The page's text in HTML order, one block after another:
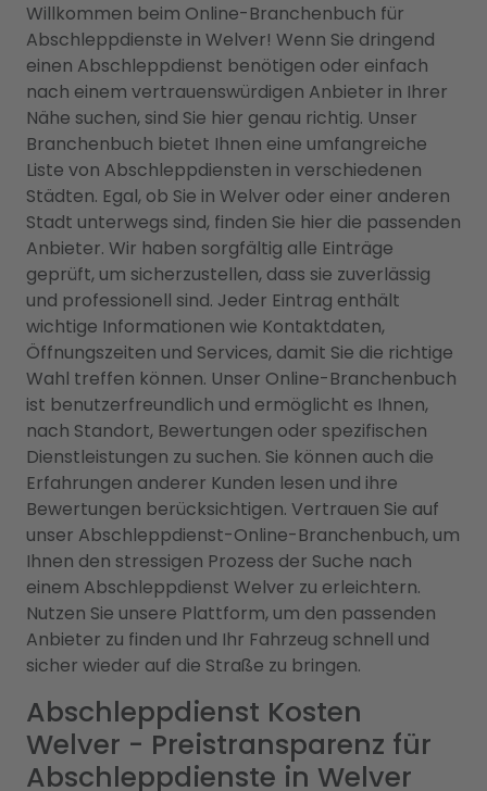
Willkommen beim Online-Branchenbuch für
Abschleppdienste in Welver! Wenn Sie dringend
einen Abschleppdienst benötigen oder einfach
nach einem vertrauenswürdigen Anbieter in Ihrer
Nähe suchen, sind Sie hier genau richtig. Unser
Branchenbuch bietet Ihnen eine umfangreiche
Liste von Abschleppdiensten in verschiedenen
Städten. Egal, ob Sie in Welver oder einer anderen
Stadt unterwegs sind, finden Sie hier die passenden
Anbieter. Wir haben sorgfältig alle Einträge
geprüft, um sicherzustellen, dass sie zuverlässig
und professionell sind. Jeder Eintrag enthält
wichtige Informationen wie Kontaktdaten,
Öffnungszeiten und Services, damit Sie die richtige
Wahl treffen können. Unser Online-Branchenbuch
ist benutzerfreundlich und ermöglicht es Ihnen,
nach Standort, Bewertungen oder spezifischen
Dienstleistungen zu suchen. Sie können auch die
Erfahrungen anderer Kunden lesen und ihre
Bewertungen berücksichtigen. Vertrauen Sie auf
unser Abschleppdienst-Online-Branchenbuch, um
Ihnen den stressigen Prozess der Suche nach
einem Abschleppdienst Welver zu erleichtern.
Nutzen Sie unsere Plattform, um den passenden
Anbieter zu finden und Ihr Fahrzeug schnell und
sicher wieder auf die Straße zu bringen.
Abschleppdienst Kosten
Welver - Preistransparenz für
Abschleppdienste in Welver